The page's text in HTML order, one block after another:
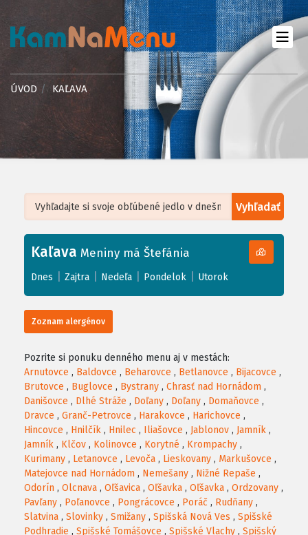
ÚVOD KAĽAVA
Vyhľadať
+
−
Leaflet| ©OpenStreetMap, Tiles courtesy ofHumanitarian OpenStreetMap
Kaľava Meniny má Štefánia
Dnes Zajtra Nedeľa Pondelok Utorok
Zoznam alergénov
Pozrite si ponuku denného menu aj v mestách:
Arnutovce , Baldovce , Beharovce , Betlanovce , Bijacovce ,
Brutovce , Buglovce , Bystrany , Chrasť nad Hornádom ,
Danišovce , Dlhé Stráže , Doľany , Doľany , Domaňovce ,
Dravce , Granč-Petrovce , Harakovce , Harichovce ,
Hincovce , Hnilčík , Hnilec , Iliašovce , Jablonov , Jamník ,
Jamník , Klčov , Kolinovce , Korytné , Krompachy ,
Kurimany , Letanovce , Levoča , Lieskovany , Markušovce ,
Matejovce nad Hornádom , Nemešany , Nižné Repaše ,
Odorín , Olcnava , Oľšavica , Oľšavka , Oľšavka , Ordzovany ,
Pavľany , Poľanovce , Pongrácovce , Poráč , Rudňany ,
Slatvina , Slovinky , Smižany , Spišská Nová Ves , Spišské
Podhradie , Spišské Tomášovce , Spišské Vlachy , Spišský